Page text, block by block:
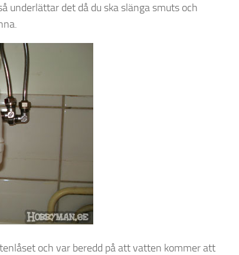
underlättar det då du ska slänga smuts och
och var beredd på att vatten kommer att